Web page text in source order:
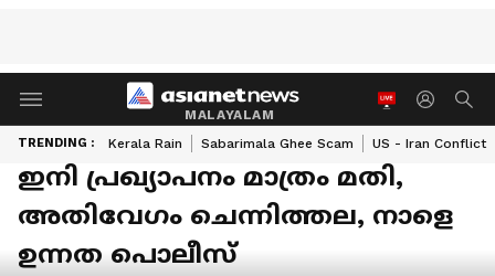
MALAYALAM
TRENDING : Kerala Rain Sabarimala Ghee Scam US - Iran Conflict
ഇനി പ്രഖ്യാപനം മാത്രം മതി,
അതിവേഗം ചെന്നിത്തല, നാളെ
ഉന്നത പൊലീസ്